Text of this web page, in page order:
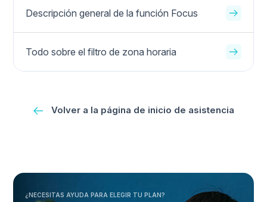
Descripción general de la función Focus
Todo sobre el filtro de zona horaria
Volver a la página de inicio de asistencia
¿NECESITAS AYUDA PARA ELEGIR TU PLAN?